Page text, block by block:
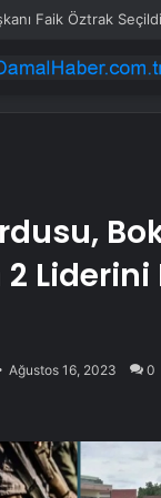
Faik Öztrak Seçildi
2 Liderini
Ağustos 16, 2023 0